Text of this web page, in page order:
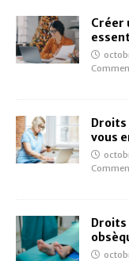
Créer
Droits
vous
Droits